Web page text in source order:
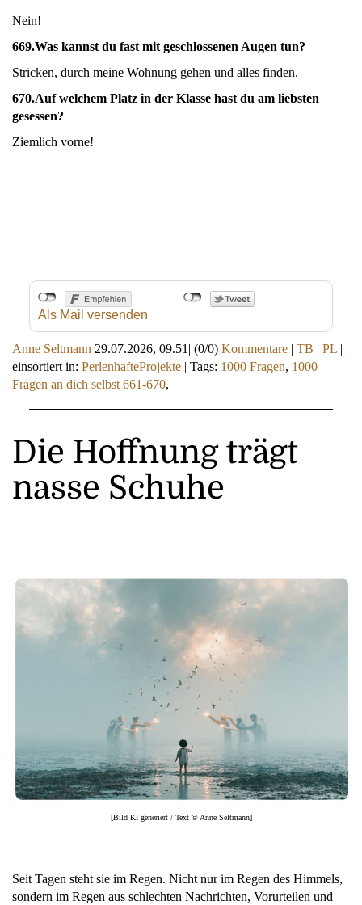
Nein!
669.Was kannst du fast mit geschlossenen Augen tun?
Stricken, durch meine Wohnung gehen und alles finden.
670.Auf welchem Platz in der Klasse hast du am liebsten
gesessen?
Ziemlich vorne!
Als Mail versenden
Anne Seltmann 29.07.2026, 09.51 | (0/0) Kommentare | TB | PL |
einsortiert in: PerlenhafteProjekte | Tags: 1000 Fragen, 1000
Fragen an dich selbst 661-670,
Die Hoffnung trägt
nasse Schuhe
[Bild KI generiert / Text © Anne Seltmann]
Seit Tagen steht sie im Regen. Nicht nur im Regen des Himmels,
sondern im Regen aus schlechten Nachrichten, Vorurteilen und